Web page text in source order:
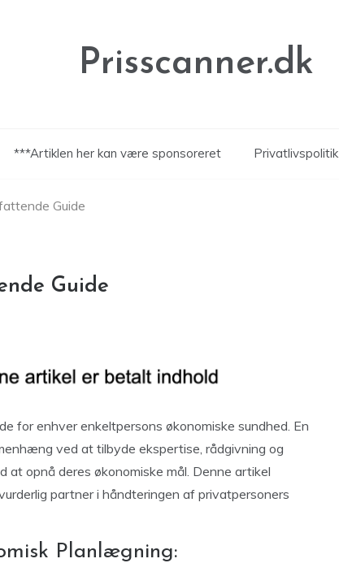
Prisscanner.dk
***Artiklen her kan være sponsoreret Privatlivspolitik
Guide
Guide
for enhver enkeltpersons økonomiske sundhed. En
ved at tilbyde ekspertise, rådgivning og
opnå deres økonomiske mål. Denne artikel
partner i håndteringen af privatpersoners
Planlægning: